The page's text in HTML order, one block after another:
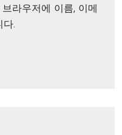
라우저에 이름, 이메
다.